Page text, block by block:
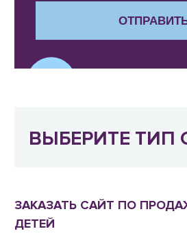
ВЫБЕРИТЕ ТИП
ЗАКАЗАТЬ САЙТ ПО
ДЕТЕЙ